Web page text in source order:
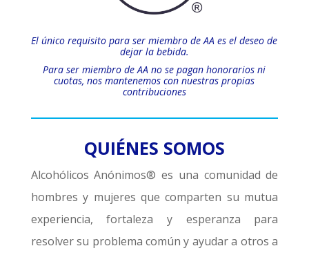
El único requisito para ser miembro de AA es el deseo de
dejar la bebida.
Para ser miembro de AA no se pagan honorarios ni
cuotas, nos mantenemos con nuestras propias
contribuciones
QUIÉNES SOMOS
Alcohólicos Anónimos® es una comunidad de
hombres y mujeres que comparten su mutua
experiencia, fortaleza y esperanza para
resolver su problema común y ayudar a otros a